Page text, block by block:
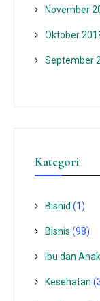
November
Oktober
September
Kategori
Bisnid (1)
Bisnis (98)
Ibu dan Anak
Kesehatan